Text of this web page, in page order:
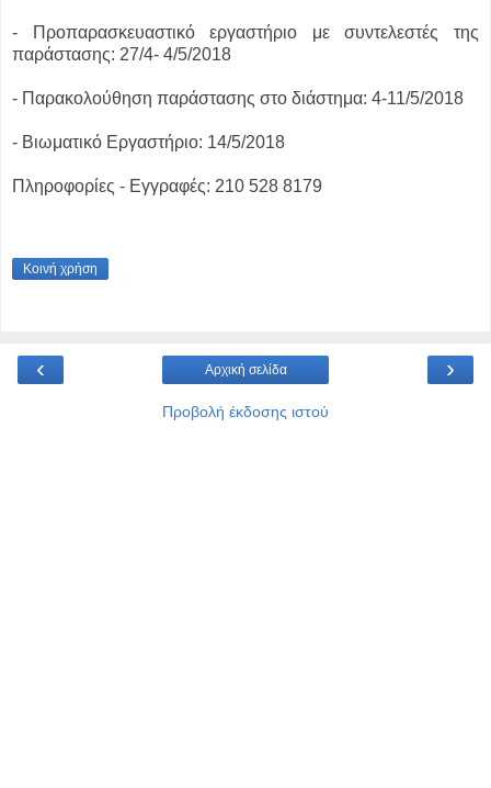
- Προπαρασκευαστικό εργαστήριο με συντελεστές της
παράστασης: 27/4- 4/5/2018
- Παρακολούθηση παράστασης στο διάστημα: 4-11/5/2018
- Βιωματικό Εργαστήριο: 14/5/2018
Πληροφορίες - Εγγραφές: 210 528 8179
Κοινή χρήση
‹ ›
Αρχική σελίδα
Προβολή έκδοσης ιστού